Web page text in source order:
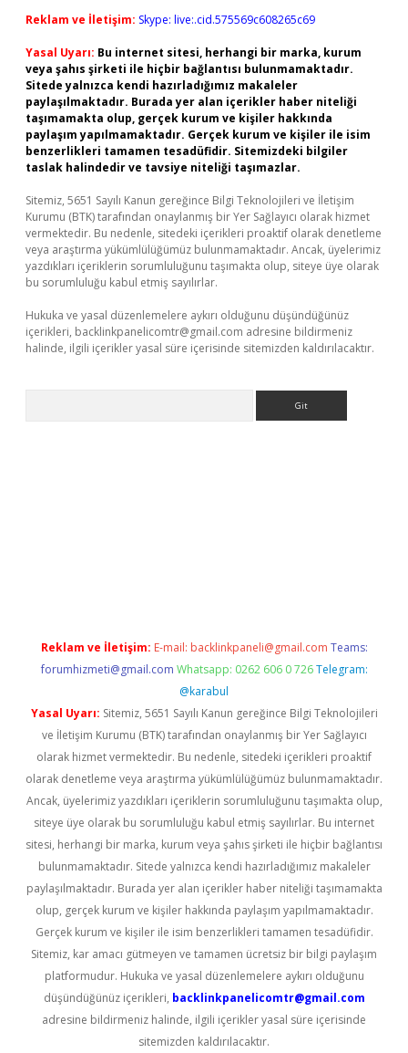
Reklam ve İletişim: Skype: live:.cid.575569c608265c69
Yasal Uyarı: Bu internet sitesi, herhangi bir marka, kurum
veya şahıs şirketi ile hiçbir bağlantısı bulunmamaktadır.
Sitede yalnızca kendi hazırladığımız makaleler
paylaşılmaktadır. Burada yer alan içerikler haber niteliği
taşımamakta olup, gerçek kurum ve kişiler hakkında
paylaşım yapılmamaktadır. Gerçek kurum ve kişiler ile isim
benzerlikleri tamamen tesadüfidir. Sitemizdeki bilgiler
taslak halindedir ve tavsiye niteliği taşımazlar.
Sitemiz, 5651 Sayılı Kanun gereğince Bilgi Teknolojileri ve İletişim
Kurumu (BTK) tarafından onaylanmış bir Yer Sağlayıcı olarak hizmet
vermektedir. Bu nedenle, sitedeki içerikleri proaktif olarak denetleme
veya araştırma yükümlülüğümüz bulunmamaktadır. Ancak, üyelerimiz
yazdıkları içeriklerin sorumluluğunu taşımakta olup, siteye üye olarak
bu sorumluluğu kabul etmiş sayılırlar.
Hukuka ve yasal düzenlemelere aykırı olduğunu düşündüğünüz
içerikleri, backlinkpanelicomtr@gmail.com adresine bildirmeniz
halinde, ilgili içerikler yasal süre içerisinde sitemizden kaldırılacaktır.
Reklam ve İletişim: E-mail: backlinkpaneli@gmail.com Teams:
forumhizmeti@gmail.com Whatsapp: 0262 606 0 726 Telegram:
@karabul
Yasal Uyarı: Sitemiz, 5651 Sayılı Kanun gereğince Bilgi Teknolojileri
ve İletişim Kurumu (BTK) tarafından onaylanmış bir Yer Sağlayıcı
olarak hizmet vermektedir. Bu nedenle, sitedeki içerikleri proaktif
olarak denetleme veya araştırma yükümlülüğümüz bulunmamaktadır.
Ancak, üyelerimiz yazdıkları içeriklerin sorumluluğunu taşımakta olup,
siteye üye olarak bu sorumluluğu kabul etmiş sayılırlar. Bu internet
sitesi, herhangi bir marka, kurum veya şahıs şirketi ile hiçbir bağlantısı
bulunmamaktadır. Sitede yalnızca kendi hazırladığımız makaleler
paylaşılmaktadır. Burada yer alan içerikler haber niteliği taşımamakta
olup, gerçek kurum ve kişiler hakkında paylaşım yapılmamaktadır.
Gerçek kurum ve kişiler ile isim benzerlikleri tamamen tesadüfidir.
Sitemiz, kar amacı gütmeyen ve tamamen ücretsiz bir bilgi paylaşım
platformudur. Hukuka ve yasal düzenlemelere aykırı olduğunu
düşündüğünüz içerikleri, backlinkpanelicomtr@gmail.com
adresine bildirmeniz halinde, ilgili içerikler yasal süre içerisinde
sitemizden kaldırılacaktır.